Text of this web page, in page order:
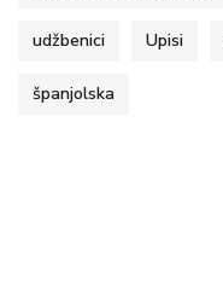
udžbenici Upisi
španjolska